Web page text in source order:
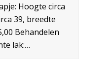
Hoogte circa
39, breedte
Behandelen
lak:…